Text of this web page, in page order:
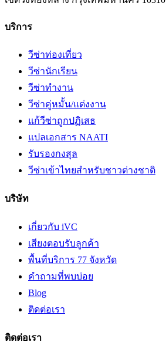
บริการ
วีซ่าท่องเที่ยว
วีซ่านักเรียน
วีซ่าทำงาน
วีซ่าคู่หมั้น/แต่งงาน
แก้วีซ่าถูกปฏิเสธ
แปลเอกสาร NAATI
รับรองกงสุล
วีซ่าเข้าไทยสำหรับชาวต่างชาติ
บริษัท
เกี่ยวกับ iVC
เสียงตอบรับลูกค้า
พื้นที่บริการ 77 จังหวัด
คำถามที่พบบ่อย
Blog
ติดต่อเรา
ติดต่อเรา